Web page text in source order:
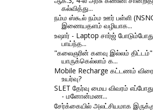
கல்வித்து...
நம்ம ஸ்கூல் நம்ம ஊர் பள்ளி
இணையதளம் வழியாக...
உஷார் - Laptop சார்ஜ்
பாய்ந்த...
"கலைஞரின் கனவு இல்லம்
யாருக்கெல்லாம் க...
Mobile Recharge கட்டணம்
உயர்வு?
SLET தேர்வு மைய விவரம்
- மனோன்மண...
சேர்க்கையில் அலட்சியமாக